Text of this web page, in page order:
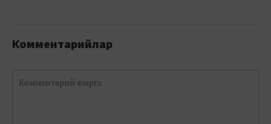
Комментарийлар